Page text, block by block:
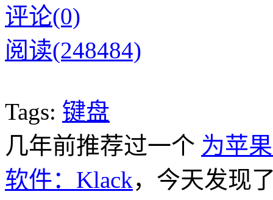
评论(0)
阅读(248484)
Tags: 键盘
几年前推荐过一个 为苹
软件：Klack，今天发现